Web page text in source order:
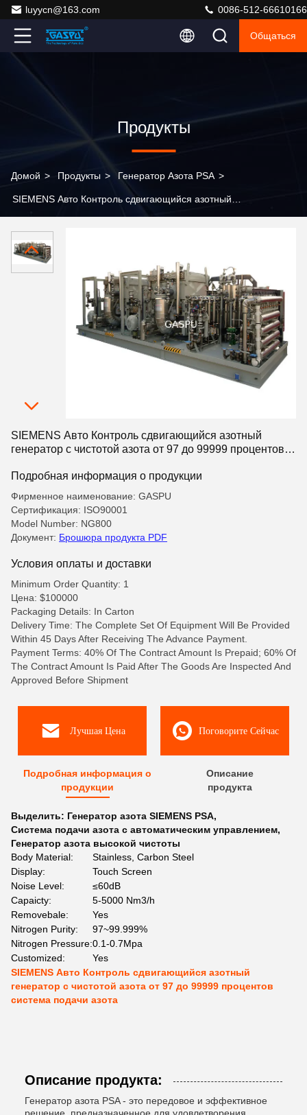
luyycn@163.com 0086-512-66610166
Общаться
Продукты
Домой > Продукты > Генератор Азота PSA >
SIEMENS Авто Контроль сдвигающийся азотный
система подачи азота
SIEMENS Авто Контроль сдвигающийся азотный
генератор с чистотой азота от 97 до 99999 процентов
Подробная информация о продукции
Фирменное наименование: GASPU
Сертификация: ISO90001
Model Number: NG800
Документ: Брошюра продукта PDF
Условия оплаты и доставки
Minimum Order Quantity: 1
Цена: $100000
Packaging Details: In Carton
Delivery Time: The Complete Set Of Equipment Will Be Provided
Within 45 Days After Receiving The Advance Payment.
Payment Terms: 40% Of The Contract Amount Is Prepaid; 60% Of
The Contract Amount Is Paid After The Goods Are Inspected And
Approved Before Shipment
Лучшая Цена Поговорите Сейчас
Подробная информация о
продукции
Описание
продукта
Выделить: Генератор азота SIEMENS PSA,
Система подачи азота с автоматическим управлением,
Генератор азота высокой чистоты
Body Material:
Stainless, Carbon Steel
Display:
Touch Screen
Noise Level:
≤60dB
Capaicty:
5-5000 Nm3/h
Removebale:
Yes
Nitrogen Purity:
97~99.999%
Nitrogen Pressure:0.1-0.7Mpa
Customized:
Yes
SIEMENS Авто Контроль сдвигающийся азотный
генератор с чистотой азота от 97 до 99999 процентов
система подачи азота
Описание продукта:
Генератор азота PSA - это передовое и эффективное